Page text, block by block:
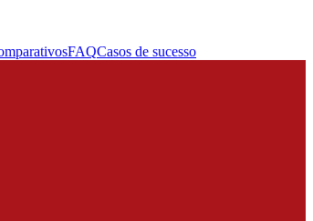
FAQCasos de sucesso